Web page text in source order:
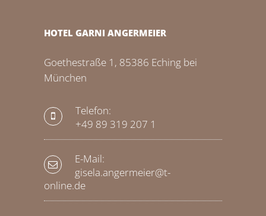
HOTEL GARNI ANGERMEIER
Goethestraße 1, 85386 Eching bei
München
Telefon:
+49 89 319 207 1
E-Mail:
gisela.angermeier@t-
online.de